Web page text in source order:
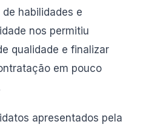
habilidades e
nos permitiu
qualidade e finalizar
em pouco
apresentados pela